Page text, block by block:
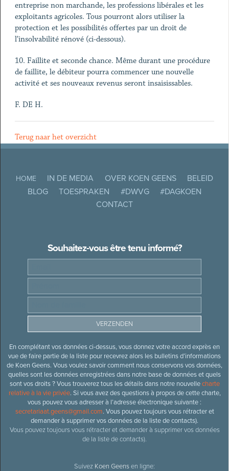
entreprise non marchande, les professions libérales et les
exploitants agricoles. Tous pourront alors utiliser la
protection et les possibilités offertes par un droit de
l’insolvabilité rénové (ci-dessous).
10. Faillite et seconde chance. Même durant une procédure
de faillite, le débiteur pourra commencer une nouvelle
activité et ses nouveaux revenus seront insaisissables.
F. DE H.
Terug naar het overzicht
HOME IN DE MEDIA OVER KOEN GEENS
BELEID
BLOG
TOESPRAKEN #DWVG
#DAGKOEN
CONTACT
Souhaitez-vous être tenu informé?
En complétant vos données ci-dessus, vous donnez votre accord exprès en
vue de faire partie de la liste pour recevrez alors les bulletins d’informations
de Koen Geens. Vous voulez savoir comment nous conservons vos données,
quelles sont les données enregistrées dans notre base de données et quels
sont vos droits ? Vous trouverez tous les détails dans notre nouvellecharte
relative à la vie privée. Si vous avez des questions à propos de cette charte,
vous pouvez vous adresser à l’adresse électronique suivante :
secretariaat.geens@gmail.com. Vous pouvez toujours vous rétracter et
demander à supprimer vos données de la liste de contacts).
Vous pouvez toujours vous rétracter et demander à supprimer vos données
de la liste de contacts).
Suivez Koen Geensen ligne: